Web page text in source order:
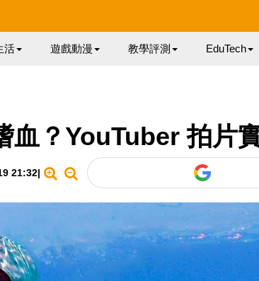
活 遊戲動漫 教學評測 EduTech
血？YouTuber 拍片
21:32|